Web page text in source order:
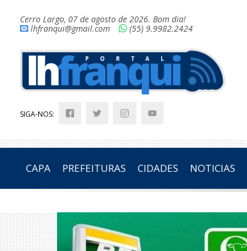
Cerro Largo, 07 de agosto de 2026. Bom dia!
lhfranqui@gmail.com
(55) 9.9982.2424
SIGA-NOS:
CAPA PREFEITURAS CIDADES NOTICIAS